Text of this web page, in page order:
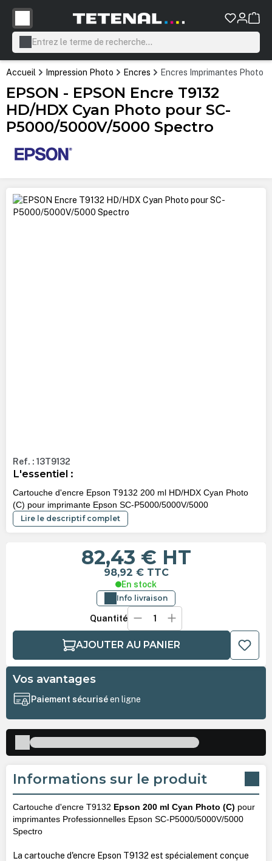
principal
Accueil Impression Photo Encres Encres Imprimantes Photo
EPSON - EPSON Encre T9132
HD/HDX Cyan Photo pour SC-
P5000/5000V/5000 Spectro
Ignorer la galerie d'images
Ref. : 13T9132
L'essentiel :
Cartouche d'encre Epson T9132 200 ml HD/HDX Cyan Photo
(C) pour imprimante Epson SC-P5000/5000V/5000
Lire le descriptif complet
82,43 € HT
98,92 € TTC
En stock
Info livraison
Quantité
AJOUTER AU PANIER
Vos avantages
Paiement sécuriséen ligne
Informations sur le produit
Cartouche d'encre T9132 Epson 200 ml Cyan Photo (C) pour
imprimantes Professionnelles Epson SC-P5000/5000V/5000
Spectro
La cartouche d'encre Epson T9132 est spécialement conçue